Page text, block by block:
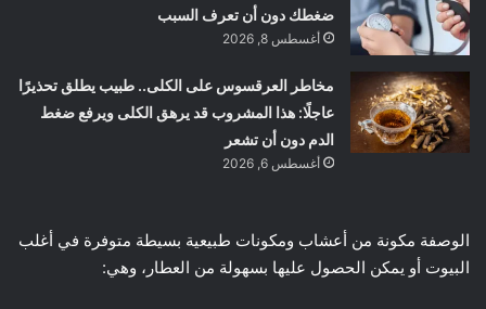
ضغطك دون أن تعرف السبب
أغسطس 8, 2026
مخاطر العرقسوس على الكلى.. طبيب يطلق تحذيرًا
عاجلًا: هذا المشروب قد يرهق الكلى ويرفع ضغط
الدم دون أن تشعر
أغسطس 6, 2026
الوصفة مكونة من أعشاب ومكونات طبيعية بسيطة متوفرة في أغلب
البيوت أو يمكن الحصول عليها بسهولة من العطار، وهي: